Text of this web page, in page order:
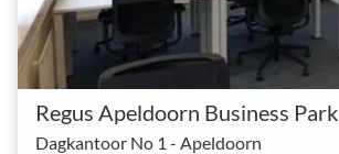
Regus Apeldoorn Business Park
Dagkantoor No 1 - Apeldoorn